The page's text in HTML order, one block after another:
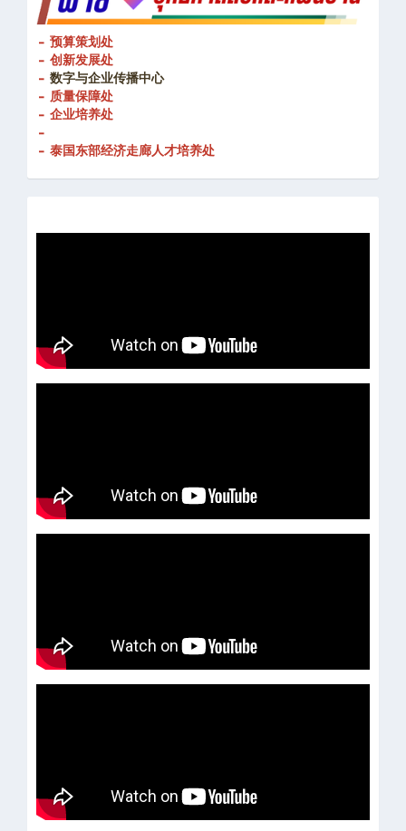
- 预算策划处
- 创新发展处
- 数字与企业传播中心
- 质量保障处
- 企业培养处
-
- 泰国东部经济走廊人才培养处